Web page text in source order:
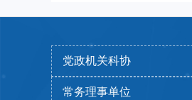
党政机关科协
常务理事单位